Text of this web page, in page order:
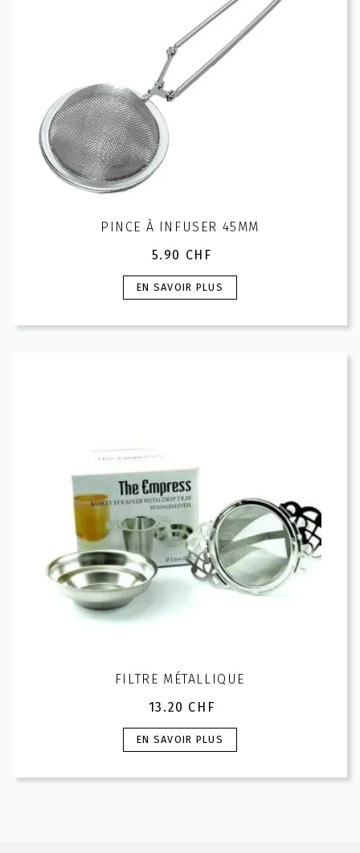
produit
PINCE À INFUSER 45MM
5.90 CHF
EN SAVOIR PLUS
Ce
produit
sur
la
page
du
produit
FILTRE MÉTALLIQUE
13.20 CHF
EN SAVOIR PLUS
Ce
produit